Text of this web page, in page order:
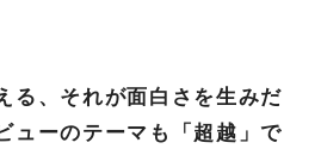
、それが面白さを生みだ
ューのテーマも「超越」で